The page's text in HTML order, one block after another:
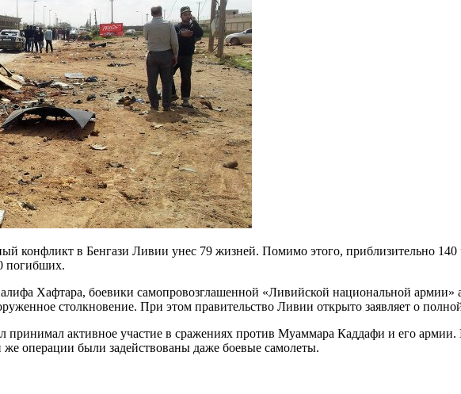
конфликт в Бенгази Ливии унес 79 жизней. Помимо этого, приблизительно 140
погибших.
Хафтара, боевики самопровозглашенной «Ливийской национальной армии»
столкновение. При этом правительство Ливии открыто заявляет о
принимал активное участие в сражениях против Муаммара Каддафи и его
же операции были задействованы даже боевые самолеты.